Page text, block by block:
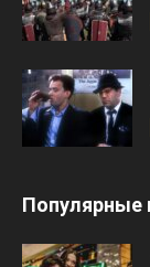
Популярные